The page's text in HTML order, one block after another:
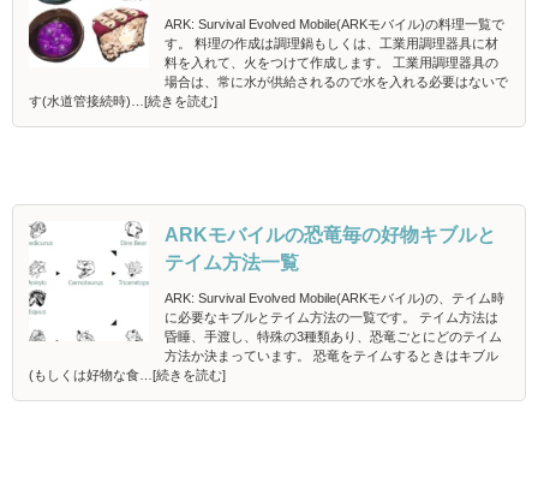
ARK: Survival Evolved Mobile(ARKモバイル)の料理一覧で
す。 料理の作成は調理鍋もしくは、工業用調理器具に材
料を入れて、火をつけて作成します。 工業用調理器具の
場合は、常に水が供給されるので水を入れる必要はないで
す(水道管接続時)…[続きを読む]
ARKモバイルの恐竜毎の好物キブルと
テイム方法一覧
ARK: Survival Evolved Mobile(ARKモバイル)の、テイム時
に必要なキブルとテイム方法の一覧です。 テイム方法は
昏睡、手渡し、特殊の3種類あり、恐竜ごとにどのテイム
方法か決まっています。 恐竜をテイムするときはキブル
(もしくは好物な食…[続きを読む]